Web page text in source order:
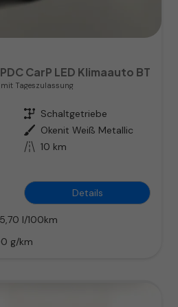
CarP LED Klimaauto BT
Tageszulassung
Getriebe Schaltgetriebe
Außenfarbe Okenit Weiß Metallic
Kilometerstand 10 km
Details
5,70 l/100km
g/km